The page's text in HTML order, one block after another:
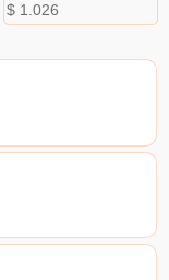
$ 1.026